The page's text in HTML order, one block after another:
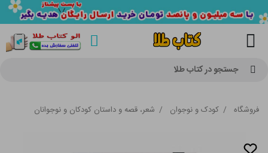
جستجو در کتاب طلا
فروشگاه / کودک و نوجوان / شعر، قصه و داستان کودکان و نوجوانان